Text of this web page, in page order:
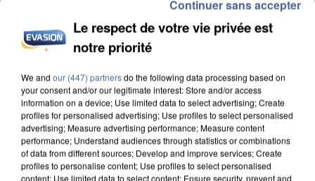
INCENDIES : L’ÎLE-DE-FRANCE LANCE UN ÉLAN
DE SOLIDARITÉ AVEC LES...
Le respect de votre vie privée est
notre priorité
We and our (447) partnersdo the following data processing based on
your consent and/or our legitimate interest: Store and/or access
information on a device; Use limited data to select advertising; Create
profiles for personalised advertising; Use profiles to select personalised
advertising; Measure advertising performance; Measure content
performance; Understand audiences through statistics or combinations
of data from different sources; Develop and improve services; Create
profiles to personalise content; Use profiles to select personalised
content; Use limited data to select content; Ensure security, prevent and
Continuer sans accepter